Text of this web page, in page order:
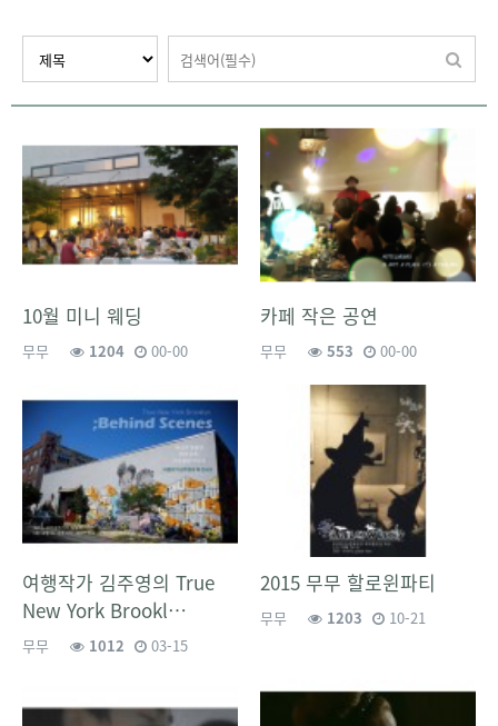
10월 미니 웨딩
무무 1204 00-00
카페 작은 공연
무무 553 00-00
여행작가 김주영의 True
New York Brookl…
무무 1012 03-15
2015 무무 할로윈파티
무무 1203 10-21